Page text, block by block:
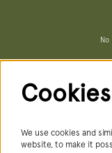
No
Cookies
We use cookies and
website, to make it